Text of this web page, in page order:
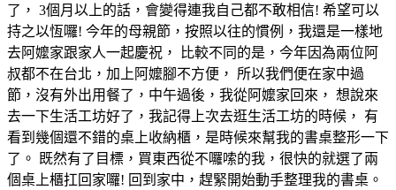
了， 3個月以上的話，會變得連我自己都不敢相信! 希望可以
持之以恆囉! 今年的母親節，按照以往的慣例，我還是一樣地
去阿嬤家跟家人一起慶祝， 比較不同的是，今年因為兩位阿
叔都不在台北，加上阿嬤腳不方便， 所以我們便在家中過
節，沒有外出用餐了，中午過後，我從阿嬤家回來， 想說來
去一下生活工坊好了，我記得上次去逛生活工坊的時候， 有
看到幾個還不錯的桌上收納櫃，是時候來幫我的書桌整形一下
了。 既然有了目標，買東西從不囉嗦的我，很快的就選了兩
個桌上櫃扛回家囉! 回到家中，趕緊開始動手整理我的書桌。